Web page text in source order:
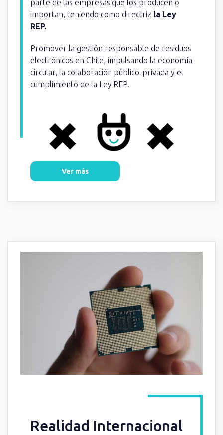
parte de las empresas que los producen o
importan, teniendo como directriz la Ley
REP.
Promover la gestión responsable de residuos
electrónicos en Chile, impulsando la economía
circular, la colaboración público-privada y el
cumplimiento de la Ley REP.
Ver más
Realidad Internacional